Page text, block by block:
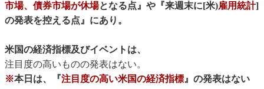
市場、債券市場が休場となる点』や『来週末に[米)雇用統計]
の発表を控える点』にあり。
米国の経済指標及びイベントは、
注目度の高いものの発表はない。
※本日は、『注目度の高い米国の経済指標』の発表はない